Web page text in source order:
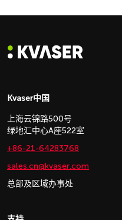
Kvaser中国
上海云锦路500号
绿地汇中心A座522室
+86-21-64283768
sales.cn@kvaser.com
总部及区域办事处